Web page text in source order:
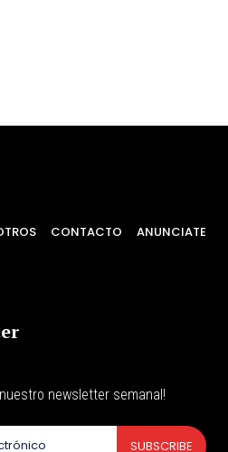
CONTACTO ANUNCIATE
newsletter semanal!
SUBSCRIBE